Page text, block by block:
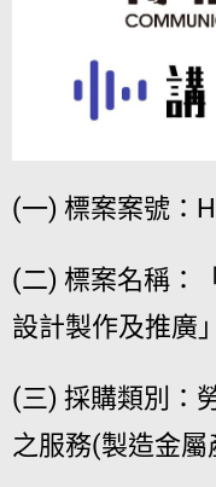
(一) 標案案號：
(二) 標案名稱：
設計製作及推廣
(三) 採購類別：
之服務(製造金